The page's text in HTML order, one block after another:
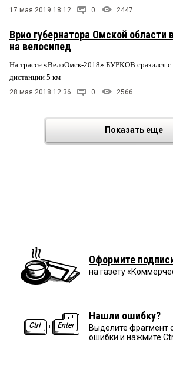
17 мая 2019 18:12 0 2447
Врио губернатора Омской области
на велосипед
На трассе «ВелоОмск-2018» БУРКОВ сразился с
дистанции 5 км
28 мая 2018 12:36 0 2566
Показать еще
Оформите
на газету
Нашли ошибку?
Выделите фрагмент
ошибки и нажмите